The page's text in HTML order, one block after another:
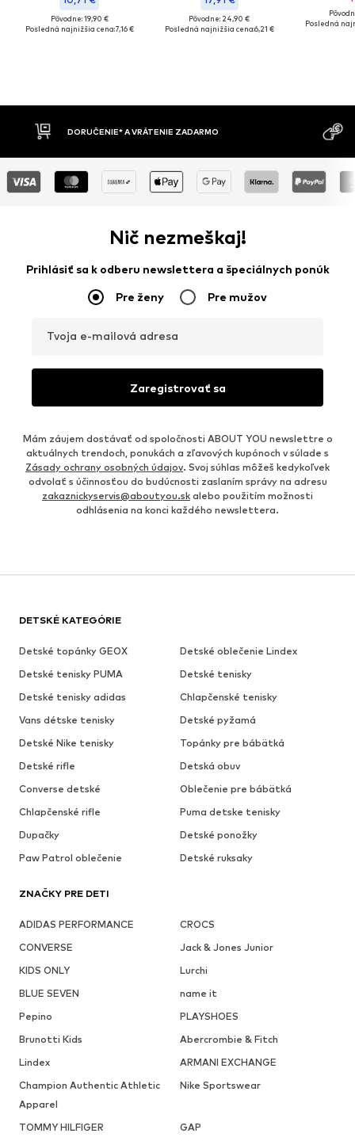
Pôvodne: 19,90 €
Posledná najnižšia cena:7,16 €
Pôvodne: 24,90 €
Posledná najnižšia cena:6,21 €
Posledná
A VRÁTENIE ZADARMO
Nič nezmeškaj!
Prihlásiť sa k odberu newslettera a špeciálnych ponúk
Pre ženy Pre mužov
Tvoja e-mailová adresa
Zaregistrovať sa
Mám záujem dostávať od spoločnosti ABOUT YOU newslettre o
aktuálnych trendoch, ponukách a zľavových kupónoch v súlade s
Zásady ochrany osobných údajov. Svoj súhlas môžeš kedykoľvek
odvolať s účinnosťou do budúcnosti zaslaním správy na adresu
zakaznickyservis@aboutyou.sk alebo použitím možnosti
odhlásenia na konci každého newslettera.
DETSKÉ KATEGÓRIE
Detské topánky GEOX
Detské oblečenie Lindex
Detské tenisky PUMA
Detské tenisky
Detské tenisky adidas
Chlapčenské tenisky
Vans détske tenisky
Detské pyžamá
Detské Nike tenisky
Topánky pre bábätká
Detské rifle
Detská obuv
Converse detské
Oblečenie pre bábätká
Chlapčenské rifle
Puma detske tenisky
Dupačky
Detské ponožky
Paw Patrol oblečenie
Detské ruksaky
ZNAČKY PRE DETI
ADIDAS PERFORMANCE
CROCS
CONVERSE
Jack & Jones Junior
KIDS ONLY
Lurchi
BLUE SEVEN
name it
Pepino
PLAYSHOES
Brunotti Kids
Abercrombie & Fitch
Lindex
ARMANI EXCHANGE
Champion Authentic Athletic
Apparel
Nike Sportswear
TOMMY HILFIGER
GAP